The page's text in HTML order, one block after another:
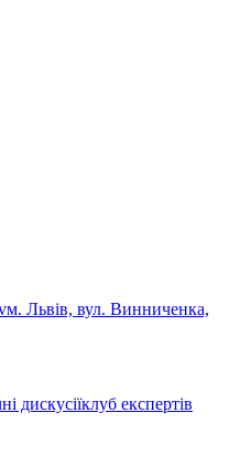
м. Львів, вул. Винниченка,
дискусіїклуб експертів